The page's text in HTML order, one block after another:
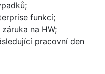
funkcí;
na HW;
pracovní den